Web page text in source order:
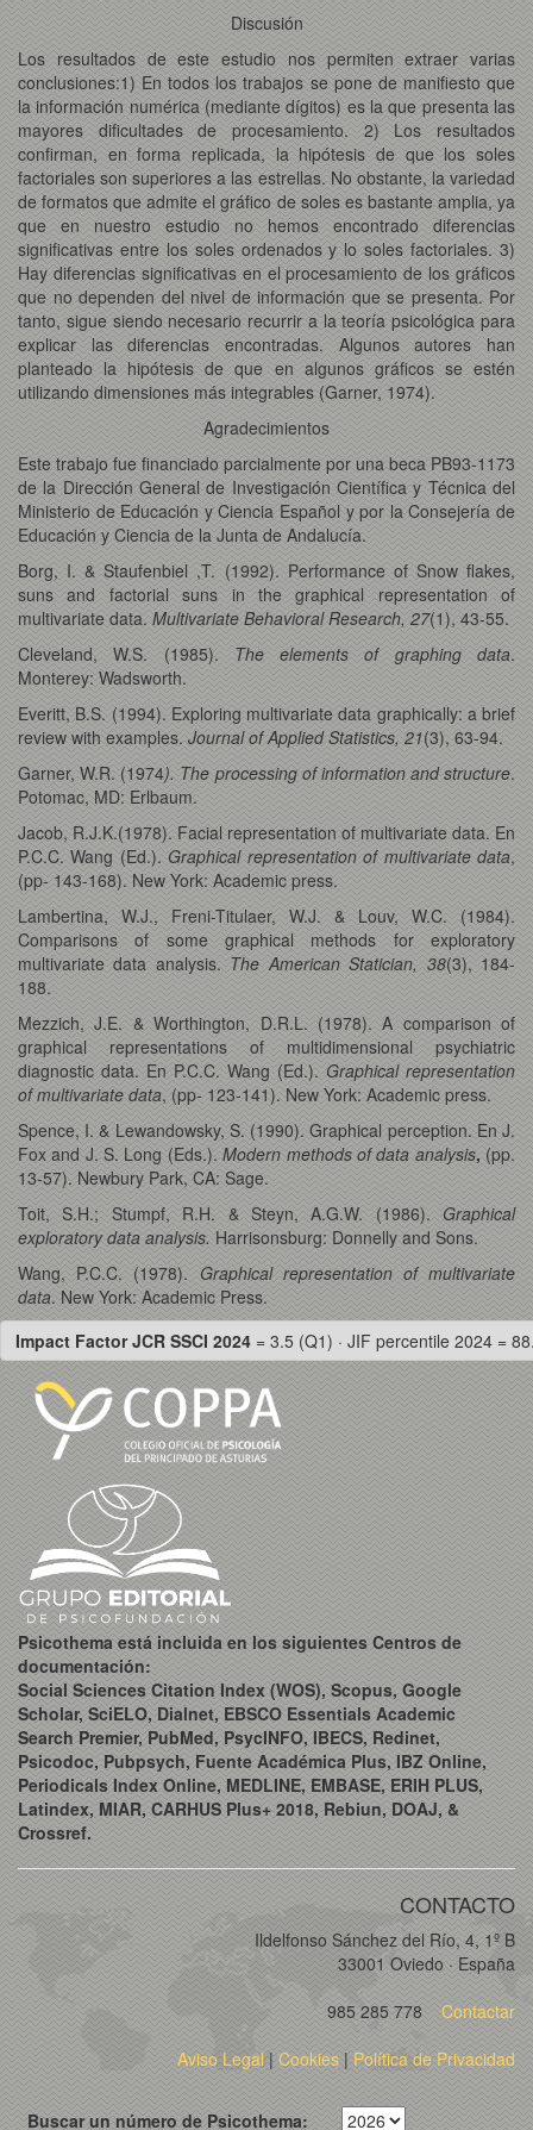
Discusión
Los resultados de este estudio nos permiten extraer varias
conclusiones:1) En todos los trabajos se pone de manifiesto que
la información numérica (mediante dígitos) es la que presenta las
mayores dificultades de procesamiento. 2) Los resultados
confirman, en forma replicada, la hipótesis de que los soles
factoriales son superiores a las estrellas. No obstante, la variedad
de formatos que admite el gráfico de soles es bastante amplia, ya
que en nuestro estudio no hemos encontrado diferencias
significativas entre los soles ordenados y lo soles factoriales. 3)
Hay diferencias significativas en el procesamiento de los gráficos
que no dependen del nivel de información que se presenta. Por
tanto, sigue siendo necesario recurrir a la teoría psicológica para
explicar las diferencias encontradas. Algunos autores han
planteado la hipótesis de que en algunos gráficos se estén
utilizando dimensiones más integrables (Garner, 1974).
Agradecimientos
Este trabajo fue financiado parcialmente por una beca PB93-1173
de la Dirección General de Investigación Científica y Técnica del
Ministerio de Educación y Ciencia Español y por la Consejería de
Educación y Ciencia de la Junta de Andalucía.
Borg, I. & Staufenbiel ,T. (1992). Performance of Snow flakes,
suns and factorial suns in the graphical representation of
multivariate data. Multivariate Behavioral Research, 27(1), 43-55.
Cleveland, W.S. (1985). The elements of graphing data.
Monterey: Wadsworth.
Everitt, B.S. (1994). Exploring multivariate data graphically: a brief
review with examples. Journal of Applied Statistics, 21(3), 63-94.
Garner, W.R. (1974). The processing of information and structure.
Potomac, MD: Erlbaum.
Jacob, R.J.K.(1978). Facial representation of multivariate data. En
P.C.C. Wang (Ed.).Graphical representation of multivariate data,
(pp- 143-168). New York: Academic press.
Lambertina, W.J., Freni-Titulaer, W.J. & Louv, W.C. (1984).
Comparisons of some graphical methods for exploratory
multivariate data analysis. The American Statician, 38(3), 184-
188.
Mezzich, J.E. & Worthington, D.R.L. (1978). A comparison of
graphical representations of multidimensional psychiatric
diagnostic data. En P.C.C. Wang (Ed.). Graphical representation
of multivariate data, (pp- 123-141). New York: Academic press.
Spence, I. & Lewandowsky, S. (1990). Graphical perception. En J.
Fox and J. S. Long (Eds.).Modern methods of data analysis, (pp.
13-57). Newbury Park, CA: Sage.
Toit, S.H.; Stumpf, R.H. & Steyn, A.G.W. (1986). Graphical
exploratory data analysis. Harrisonsburg: Donnelly and Sons.
Wang, P.C.C. (1978). Graphical representation of multivariate
data. New York: Academic Press.
Impact Factor JCR SSCI 2024 = 3.5 (Q1) · JIF percentile 2024 =
Psicothema está incluida en los siguientes Centros de
documentación:
Social Sciences Citation Index (WOS), Scopus, Google
Scholar, SciELO, Dialnet, EBSCO Essentials Academic
Search Premier, PubMed, PsycINFO, IBECS, Redinet,
Psicodoc, Pubpsych, Fuente Académica Plus, IBZ Online,
Periodicals Index Online, MEDLINE, EMBASE, ERIH PLUS,
Latindex, MIAR, CARHUS Plus+ 2018, Rebiun, DOAJ, &
Crossref.
CONTACTO
Ildelfonso Sánchez del Río, 4, 1º B
33001 Oviedo · España
985 285 778
Contactar
Aviso Legal| Cookies | Política de Privacidad
Buscar un número de Psicothema: